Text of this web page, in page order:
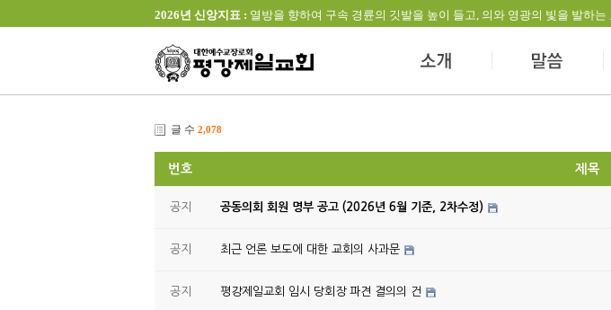
2026년 신앙지표 : 열방을 향하여 구속 경륜의 깃발을 높이 들고, 의와 영광의 빛을 발하
글 수 2,078
번호 제목
공지 공동의회 회원 명부 공고 (2026년 6월 기준, 2차수정)
공지 최근 언론 보도에 대한 교회의 사과문
공지 평강제일교회 임시 당회장 파견 결의의 건